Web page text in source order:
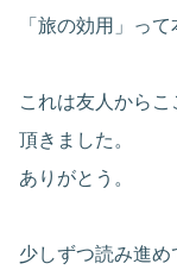
「旅の効用」って
これは友人から
頂きました。
ありがとう。
少しずつ読み進め